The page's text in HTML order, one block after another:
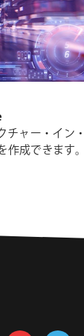
チャー・イン
成できます。